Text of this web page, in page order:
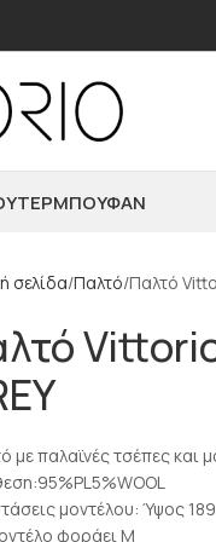
ΜΠΟΥΦΆΝ
σελίδα Παλτό Παλτό
με παλαϊνές τσέπες και
μοντέλου: Ύψος
φοράει M